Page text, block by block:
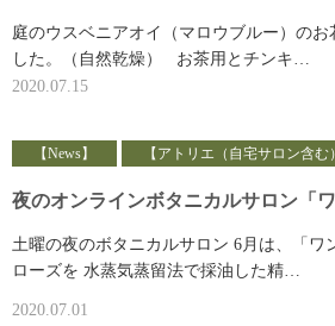
庭のウスベニアオイ（マロウブルー）の
した。（自然乾燥） お茶用とチンキ…
2020.07.15
【News】 【アトリエ（自宅サロン含む
夜のオンラインボタニカルサロン「
土曜の夜のボタニカルサロン 6月は、「
ローズを 水蒸気蒸留法で採油した精…
2020.07.01